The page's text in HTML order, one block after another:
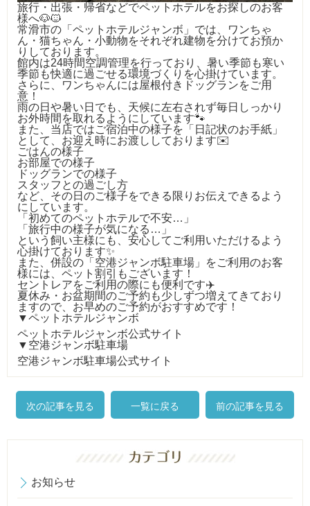
旅行・出張・帰省などでペットホテルをお探しのお客
様へ🐶🐱
常滑市の「ペットホテルジャンボ」では、ワンちゃ
ん・猫ちゃん・小動物をそれぞれ建物を分けてお預か
りしております。
館内は24時間空調管理を行っており、暑い季節も寒い
季節も快適に過ごせる環境づくりを心掛けています。
さらに、ワンちゃんには屋根付きドッグランをご用
意！
雨の日や暑い日でも、天候に左右されず毎日しっかり
お外時間を取れるようにしています🐾
また、当店ではご宿泊中の様子を「日記状のお手紙」
として、お迎え時にお渡ししております✉️
ごはんの様子
お部屋での様子
ドッグランでの様子
スタッフとの過ごし方
など、その日のご様子をできる限りお伝えできるよう
にしています。
「初めてのペットホテルで不安…」
「旅行中の様子が気になる…」
という飼い主様にも、安心してご利用いただけるよう
心掛けております✨
また、併設の「空港ジャンボ駐車場」をご利用のお客
様には、ペット割引もございます！
セントレアをご利用の際にも便利です✈️
夏休み・お盆期間のご予約も少しずつ増えてきており
ますので、お早めのご予約がおすすめです！
▼ペットホテルジャンボ
ペットホテルジャンボ公式サイト
▼空港ジャンボ駐車場
空港ジャンボ駐車場公式サイト
次の記事を見る 一覧に戻る 前の記事を見る
お知らせ